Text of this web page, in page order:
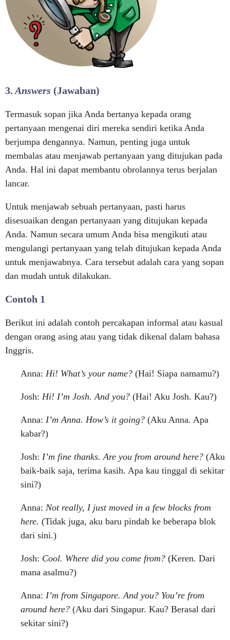
3. Answers (Jawaban)
Termasuk sopan jika Anda bertanya kepada orang
pertanyaan mengenai diri mereka sendiri ketika Anda
berjumpa dengannya. Namun, penting juga untuk
membalas atau menjawab pertanyaan yang ditujukan pada
Anda. Hal ini dapat membantu obrolannya terus berjalan
lancar.
Untuk menjawab sebuah pertanyaan, pasti harus
disesuaikan dengan pertanyaan yang ditujukan kepada
Anda. Namun secara umum Anda bisa mengikuti atau
mengulangi pertanyaan yang telah ditujukan kepada Anda
untuk menjawabnya. Cara tersebut adalah cara yang sopan
dan mudah untuk dilakukan.
Contoh 1
Berikut ini adalah contoh percakapan informal atau kasual
dengan orang asing atau yang tidak dikenal dalam bahasa
Inggris.
Anna: Hi! What’s your name? (Hai! Siapa namamu?)
Josh: Hi! I’m Josh. And you? (Hai! Aku Josh. Kau?)
Anna: I’m Anna. How’s it going? (Aku Anna. Apa
kabar?)
Josh: I’m fine thanks. Are you from around here? (Aku
baik-baik saja, terima kasih. Apa kau tinggal di sekitar
sini?)
Anna: Not really, I just moved in a few blocks from
here. (Tidak juga, aku baru pindah ke beberapa blok
dari sini.)
Josh: Cool. Where did you come from? (Keren. Dari
mana asalmu?)
Anna: I’m from Singapore. And you? You’re from
around here? (Aku dari Singapur. Kau? Berasal dari
sekitar sini?)